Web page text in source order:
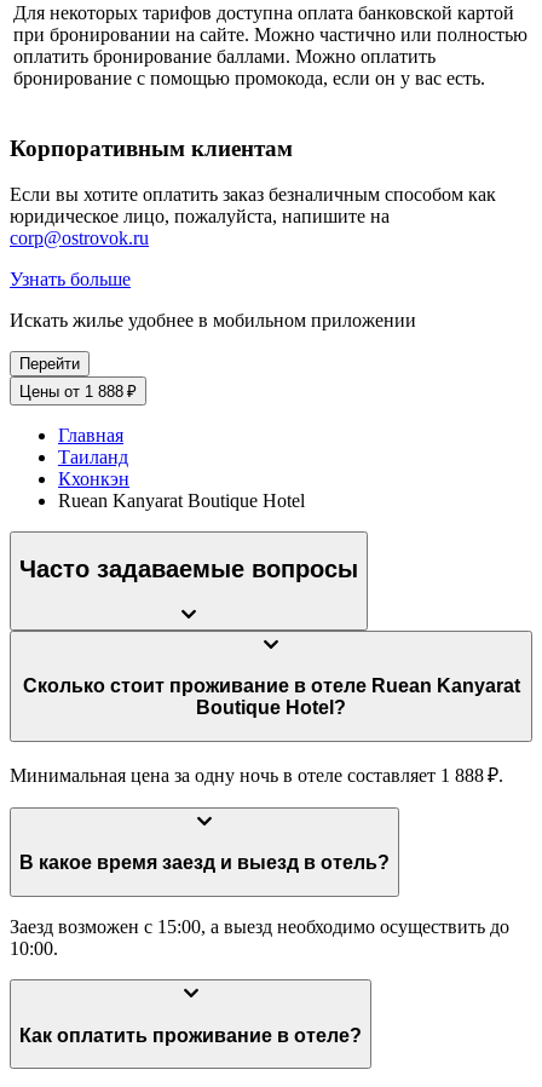
Для некоторых тарифов доступна оплата банковской картой
при бронировании на сайте. Можно частично или полностью
оплатить бронирование баллами. Можно оплатить
бронирование с помощью промокода, если он у вас есть.
Корпоративным клиентам
Если вы хотите оплатить заказ безналичным способом как
юридическое лицо, пожалуйста, напишите на
corp@ostrovok.ru
Узнать больше
Искать жилье удобнее в мобильном приложении
Перейти
Цены от 1 888 ₽
Главная
Таиланд
Кхонкэн
Ruean Kanyarat Boutique Hotel
Часто задаваемые вопросы
Сколько стоит проживание в отеле Ruean Kanyarat
Boutique Hotel?
Минимальная цена за одну ночь в отеле составляет 1 888 ₽.
В какое время заезд и выезд в отель?
Заезд возможен с 15:00, а выезд необходимо осуществить до
10:00.
Как оплатить проживание в отеле?